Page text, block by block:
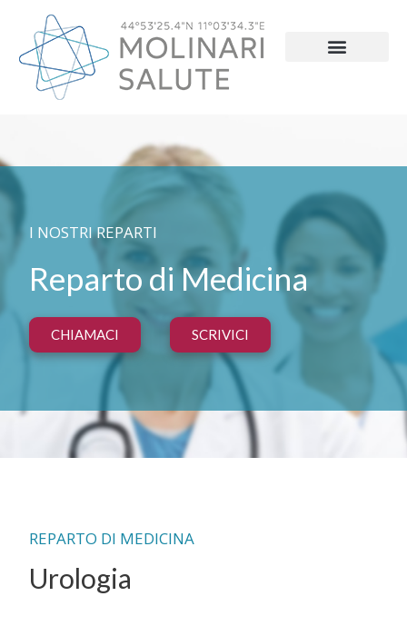
I NOSTRI REPARTI
Reparto di Medicina
CHIAMACI SCRIVICI
REPARTO DI MEDICINA
Urologia